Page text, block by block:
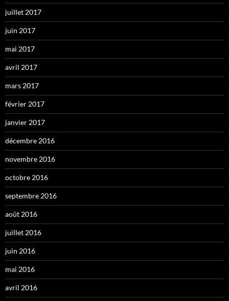
juillet 2017
juin 2017
mai 2017
avril 2017
mars 2017
février 2017
janvier 2017
décembre 2016
novembre 2016
octobre 2016
septembre 2016
août 2016
juillet 2016
juin 2016
mai 2016
avril 2016